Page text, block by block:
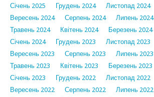
Січень 2025
Грудень 2024 Листопад 2024
Вересень 2024
Серпень 2024 Липень 2024
Травень 2024
Квітень 2024 Березень 2024
Січень 2024
Грудень 2023 Листопад 2023
Вересень 2023
Серпень 2023 Липень 2023
Травень 2023
Квітень 2023 Березень 2023
Січень 2023
Грудень 2022 Листопад 2022
Вересень 2022
Серпень 2022 Липень 2022